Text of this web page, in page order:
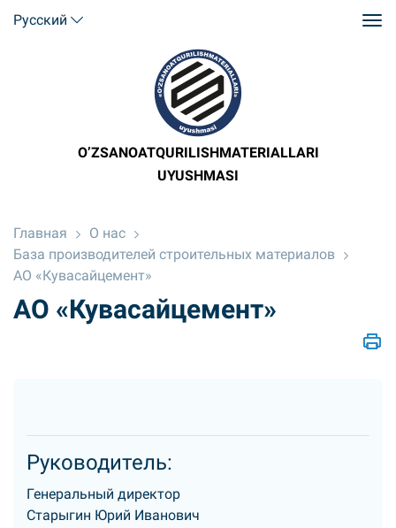
Русский
O’ZSANOATQURILISHMATERIALLARI
UYUSHMASI
Главная
О нас
База производителей строительных материалов
АО «Кувасайцемент»
АО «Кувасайцемент»
Руководитель:
Генеральный директор
Старыгин Юрий Иванович